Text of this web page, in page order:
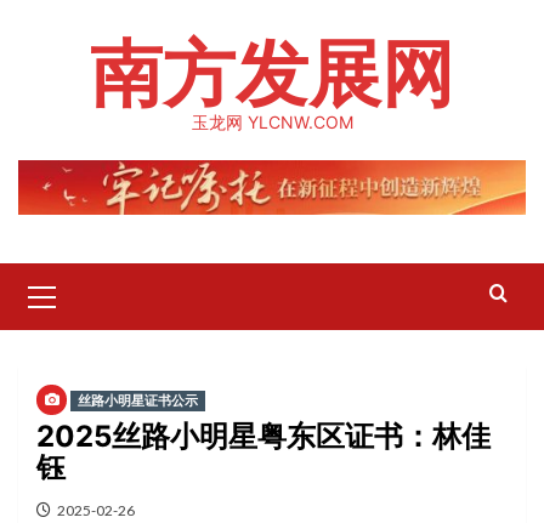
南方发展网
玉龙网 YLCNW.COM
Menu
丝路小明星证书公示
2025丝路小明星粤东区证书：林佳
钰
2025-02-26